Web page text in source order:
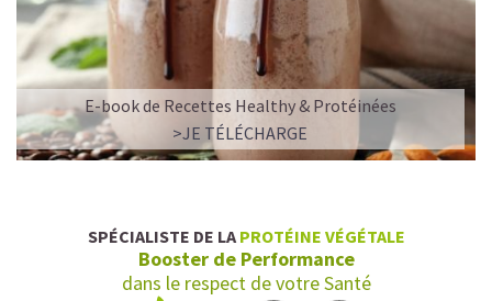
E-book de Recettes Healthy & Protéinées
>JE TÉLÉCHARGE
SPÉCIALISTE DE LA PROTÉINE VÉGÉTALE
Booster de Performance
dans le respect de votre Santé